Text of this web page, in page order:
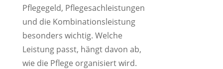
Pflegegeld, Pflegesachleistungen
und die Kombinationsleistung
besonders wichtig. Welche
Leistung passt, hängt davon ab,
wie die Pflege organisiert wird.